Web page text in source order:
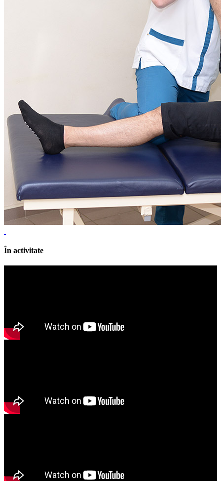
În activitate